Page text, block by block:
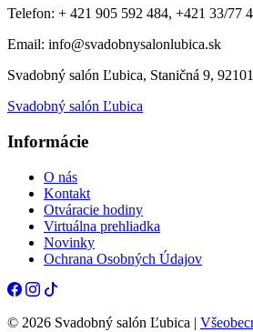
Telefon: + 421 905 592 484, +421 33/77
Email: info@svadobnysalonlubica.sk
Svadobný salón Ľubica, Staničná 9,
Svadobný salón Ľubica
Informácie
O nás
Kontakt
Otváracie hodiny
Virtuálna prehliadka
Novinky
Ochrana Osobných Údajov
© 2026 Svadobný salón Ľubica |